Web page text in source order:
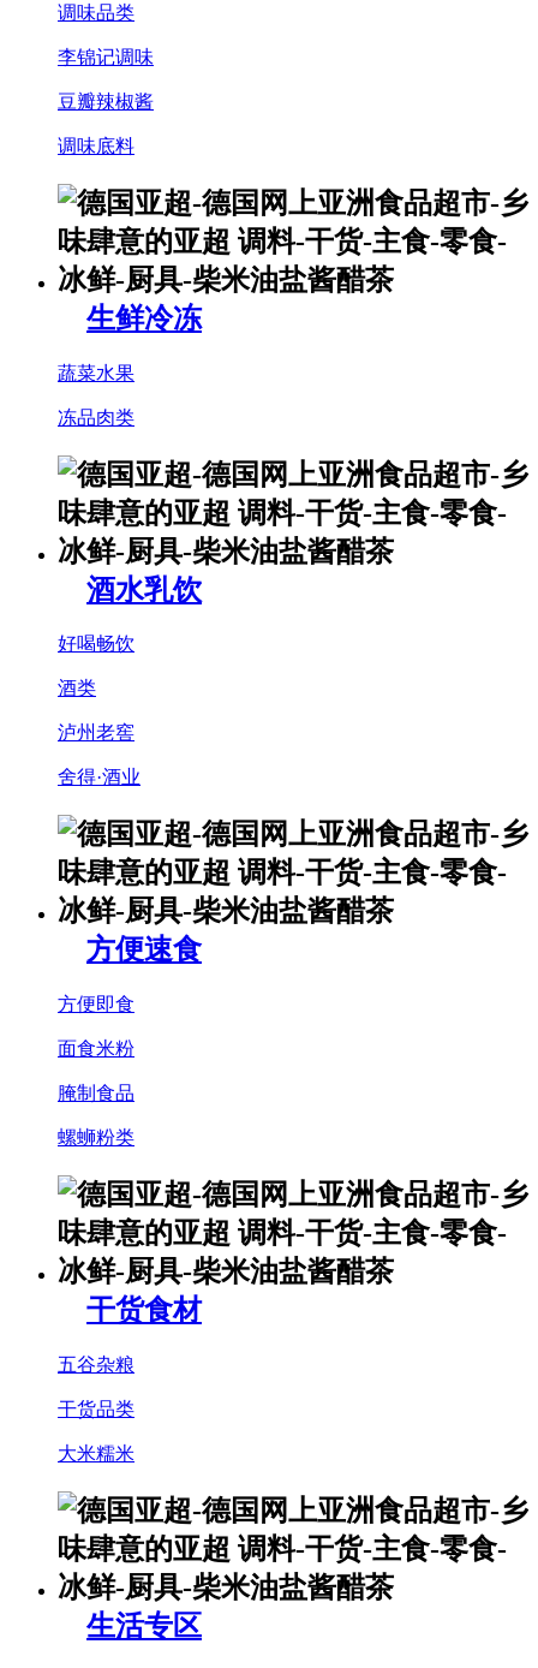
调味品类
李锦记调味
豆瓣辣椒酱
调味底料
生鲜冷冻
蔬菜水果
冻品肉类
酒水乳饮
好喝畅饮
酒类
泸州老窖
舍得·酒业
方便速食
方便即食
面食米粉
腌制食品
螺蛳粉类
干货食材
五谷杂粮
干货品类
大米糯米
生活专区